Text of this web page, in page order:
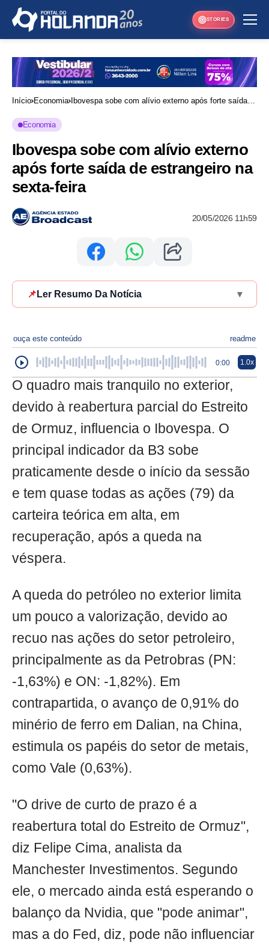
STORIES
Início Economia
Ibovespa sobe com alívio externo após forte saída
Economia
Ibovespa sobe com alívio externo
após forte saída de estrangeiro na
sexta-feira
20/05/2026 11h59
📌 Ler Resumo Da Notícia ▾
ouça este conteúdo readme
0:00 1.0x
O quadro mais tranquilo no exterior,
devido à reabertura parcial do Estreito
de Ormuz, influencia o Ibovespa. O
principal indicador da B3 sobe
praticamente desde o início da sessão
e tem quase todas as ações (79) da
carteira teórica em alta, em
recuperação, após a queda na
véspera.
A queda do petróleo no exterior limita
um pouco a valorização, devido ao
recuo nas ações do setor petroleiro,
principalmente as da Petrobras (PN:
-1,63%) e ON: -1,82%). Em
contrapartida, o avanço de 0,91% do
minério de ferro em Dalian, na China,
estimula os papéis do setor de metais,
como Vale (0,63%).
"O drive de curto de prazo é a
reabertura total do Estreito de Ormuz",
diz Felipe Cima, analista da
Manchester Investimentos. Segundo
ele, o mercado ainda está esperando o
balanço da Nvidia, que "pode animar",
mas a do Fed, diz, pode não influenciar